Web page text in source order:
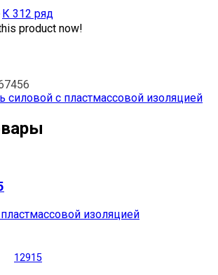
К 312 ряд
product now!
силовой с пластмассовой изоляцией
изоляцией
12915